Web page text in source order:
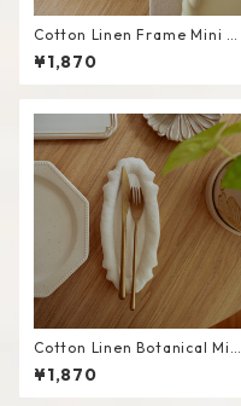
Cotton Linen Frame Mini M
at #Beige
¥1,870
Cotton Linen Botanical Mini
Mat #White
¥1,870